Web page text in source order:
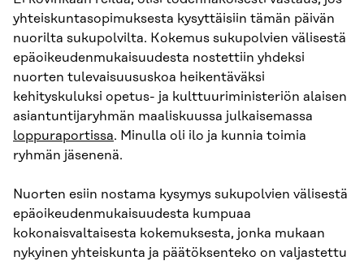
yhteiskuntasopimuksesta kysyttäisiin tämän päivän
nuorilta sukupolvilta. Kokemus sukupolvien välisestä
epäoikeudenmukaisuudesta nostettiin yhdeksi
nuorten tulevaisuususkoa heikentäväksi
kehityskuluksi opetus- ja kulttuuriministeriön alaisen
asiantuntijaryhmän maaliskuussa julkaisemassa
loppuraportissa. Minulla oli ilo ja kunnia toimia
ryhmän jäsenenä.
Nuorten esiin nostama kysymys sukupolvien välisestä
epäoikeudenmukaisuudesta kumpuaa
kokonaisvaltaisesta kokemuksesta, jonka mukaan
nykyinen yhteiskunta ja päätöksenteko on valjastettu